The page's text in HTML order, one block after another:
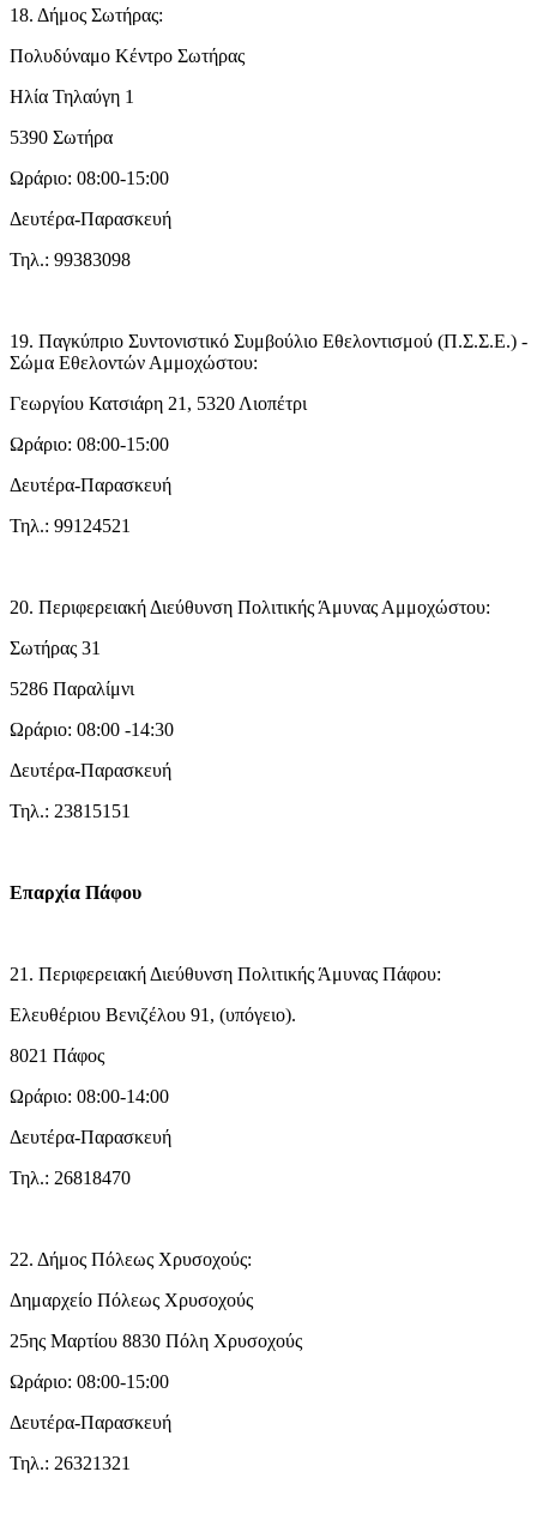
18. Δήμος Σωτήρας:
Πολυδύναμο Κέντρο Σωτήρας
Ηλία Τηλαύγη 1
5390 Σωτήρα
Ωράριο: 08:00-15:00
Δευτέρα-Παρασκευή
Τηλ.: 99383098
19. Παγκύπριο Συντονιστικό Συμβούλιο Εθελοντισμού (Π.Σ.Σ.Ε.) -
Σώμα Εθελοντών Αμμοχώστου:
Γεωργίου Κατσιάρη 21, 5320 Λιοπέτρι
Ωράριο: 08:00-15:00
Δευτέρα-Παρασκευή
Τηλ.: 99124521
20. Περιφερειακή Διεύθυνση Πολιτικής Άμυνας Αμμοχώστου:
Σωτήρας 31
5286 Παραλίμνι
Ωράριο: 08:00 -14:30
Δευτέρα-Παρασκευή
Τηλ.: 23815151
Επαρχία Πάφου
21. Περιφερειακή Διεύθυνση Πολιτικής Άμυνας Πάφου:
Ελευθέριου Βενιζέλου 91, (υπόγειο).
8021 Πάφος
Ωράριο: 08:00-14:00
Δευτέρα-Παρασκευή
Τηλ.: 26818470
22. Δήμος Πόλεως Χρυσοχούς:
Δημαρχείο Πόλεως Χρυσοχούς
25ης Μαρτίου 8830 Πόλη Χρυσοχούς
Ωράριο: 08:00-15:00
Δευτέρα-Παρασκευή
Τηλ.: 26321321